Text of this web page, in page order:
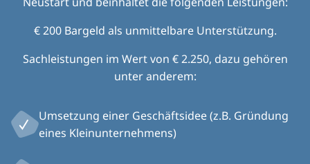
€ 200 Bargeld als unmittelbare Unterstützung.
Sachleistungen im Wert von € 2.250, dazu gehören
unter anderem:
Umsetzung einer Geschäftsidee (z.B. Gründung
eines Kleinunternehmens)